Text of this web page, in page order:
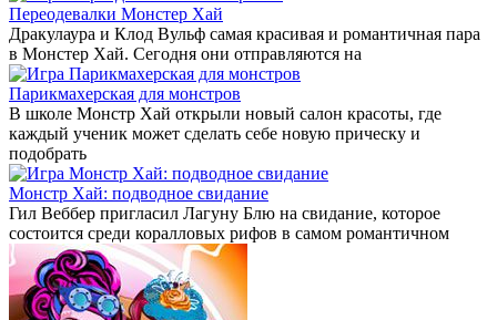
Переодевалки Монстер Хай
Дракулаура и Клод Вульф самая красивая и романтичная пара
в Монстер Хай. Сегодня они отправляются на
Парикмахерская для монстров
В школе Монстр Хай открыли новый салон красоты, где
каждый ученик может сделать себе новую прическу и
подобрать
Монстр Хай: подводное свидание
Гил Веббер пригласил Лагуну Блю на свидание, которое
состоится среди коралловых рифов в самом романтичном